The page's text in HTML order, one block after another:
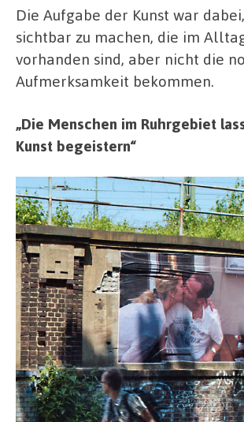
Die Aufgabe der Kunst war
sichtbar zu machen, die im
vorhanden sind, aber nicht die
Aufmerksamkeit bekommen.
„Die Menschen im Ruhrgebiet
Kunst begeistern“